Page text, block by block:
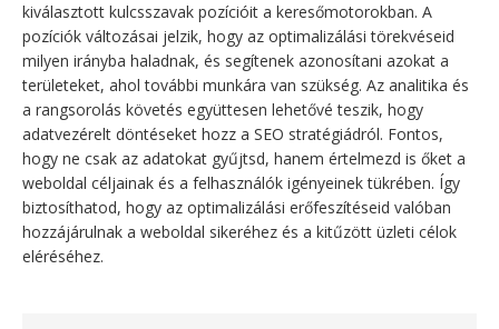
kiválasztott kulcsszavak pozícióit a keresőmotorokban. A
pozíciók változásai jelzik, hogy az optimalizálási törekvéseid
milyen irányba haladnak, és segítenek azonosítani azokat a
területeket, ahol további munkára van szükség. Az analitika és
a rangsorolás követés együttesen lehetővé teszik, hogy
adatvezérelt döntéseket hozz a SEO stratégiádról. Fontos,
hogy ne csak az adatokat gyűjtsd, hanem értelmezd is őket a
weboldal céljainak és a felhasználók igényeinek tükrében. Így
biztosíthatod, hogy az optimalizálási erőfeszítéseid valóban
hozzájárulnak a weboldal sikeréhez és a kitűzött üzleti célok
eléréséhez.